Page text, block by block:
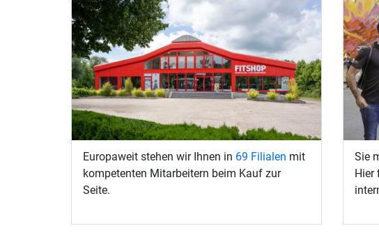
Europaweit stehen wir Ihnen in 69 Filialen mit
kompetenten Mitarbeitern beim Kauf zur
Seite.
Sie
Hier